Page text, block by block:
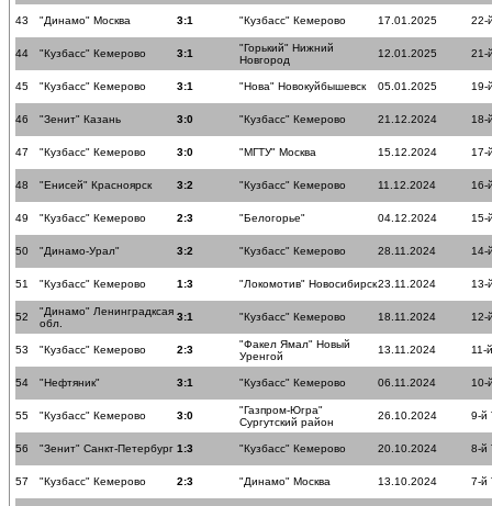
43 "Динамо" Москва 3:1 "Кузбасс" Кемерово 17.01.2025 22-
44 "Кузбасс" Кемерово 3:1
"Горький" Нижний
Новгород
12.01.2025 21-
45 "Кузбасс" Кемерово 3:1 "Нова" Новокуйбышевск 05.01.2025 19-
46 "Зенит" Казань 3:0 "Кузбасс" Кемерово 21.12.2024 18-
47 "Кузбасс" Кемерово 3:0 "МГТУ" Москва 15.12.2024 17-
48 "Енисей" Красноярск 3:2 "Кузбасс" Кемерово 11.12.2024 16-
49 "Кузбасс" Кемерово 2:3 "Белогорье" 04.12.2024 15-
50 "Динамо-Урал" 3:2 "Кузбасс" Кемерово 28.11.2024 14-
51 "Кузбасс" Кемерово 1:3 "Локомотив" Новосибирск23.11.2024 13-
52
"Динамо" Ленинградксая
обл.
3:1 "Кузбасс" Кемерово 18.11.2024 12-
53 "Кузбасс" Кемерово 2:3
"Факел Ямал" Новый
Уренгой
13.11.2024 11-
54 "Нефтяник" 3:1 "Кузбасс" Кемерово 06.11.2024 10-
55 "Кузбасс" Кемерово 3:0
"Газпром-Югра"
Сургутский район
26.10.2024 9-й
56 "Зенит" Санкт-Петербург 1:3 "Кузбасс" Кемерово 20.10.2024 8-й
57 "Кузбасс" Кемерово 2:3 "Динамо" Москва 13.10.2024 7-й